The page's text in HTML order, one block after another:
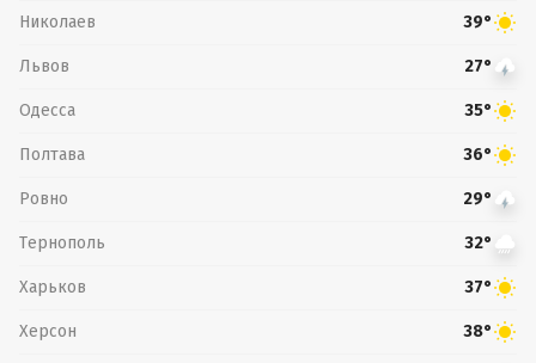
Николаев 39°
Львов 27°
Одесса 35°
Полтава 36°
Ровно 29°
Тернополь 32°
Харьков 37°
Херсон 38°